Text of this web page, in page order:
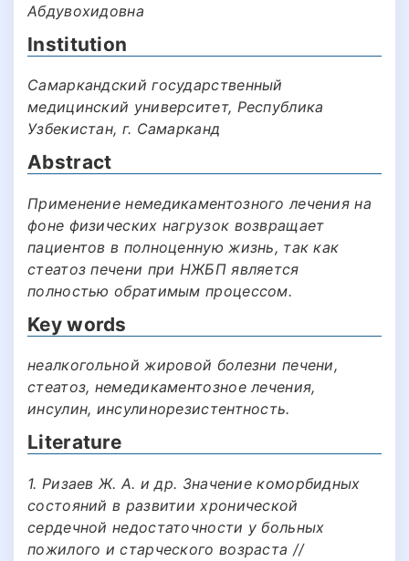
Абдувохидовна
Institution
Самаркандский государственный
медицинский университет, Республика
Узбекистан, г. Самарканд
Abstract
Применение немедикаментозного лечения на
фоне физических нагрузок возвращает
пациентов в полноценную жизнь, так как
стеатоз печени при НЖБП является
полностью обратимым процессом.
Key words
неалкогольной жировой болезни печени,
стеатоз, немедикаментозное лечения,
инсулин, инсулинорезистентность.
Literature
1. Ризаев Ж. А. и др. Значение коморбидных
состояний в развитии хронической
сердечной недостаточности у больных
пожилого и старческого возраста //